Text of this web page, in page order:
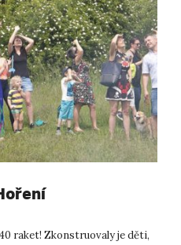
raket! Zkonstruovaly je děti,